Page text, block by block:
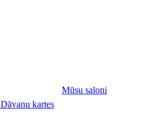
Mūsu saloni
Dāvanu kartes